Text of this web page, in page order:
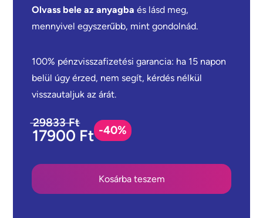
Olvass bele az anyagba és lásd meg,
mennyivel egyszerűbb, mint gondolnád.
100% pénzvisszafizetési garancia: ha 15 napon
belül úgy érzed, nem segít, kérdés nélkül
visszautaljuk az árát.
29833 Ft
17900 Ft -40%